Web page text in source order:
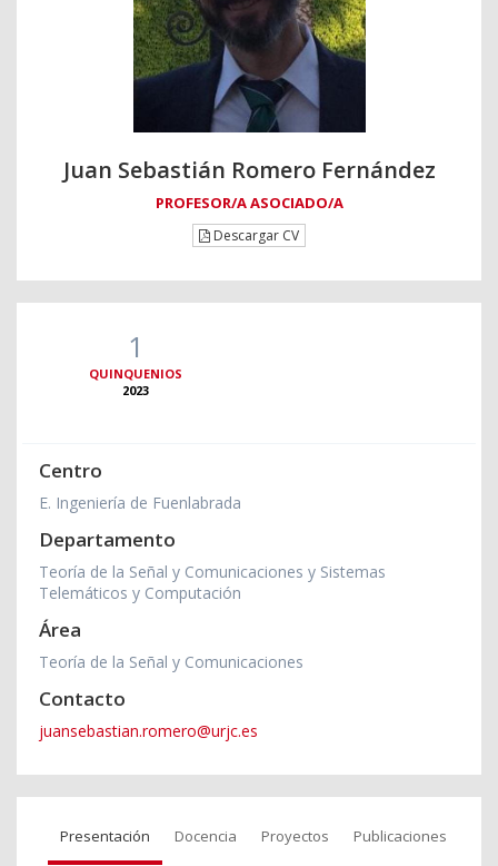
Juan Sebastián Romero Fernández
PROFESOR/A ASOCIADO/A
Descargar CV
1
QUINQUENIOS
2023
Centro
E. Ingeniería de Fuenlabrada
Departamento
Teoría de la Señal y Comunicaciones y Sistemas
Telemáticos y Computación
Área
Teoría de la Señal y Comunicaciones
Contacto
juansebastian.romero@urjc.es
Presentación Docencia Proyectos Publicaciones